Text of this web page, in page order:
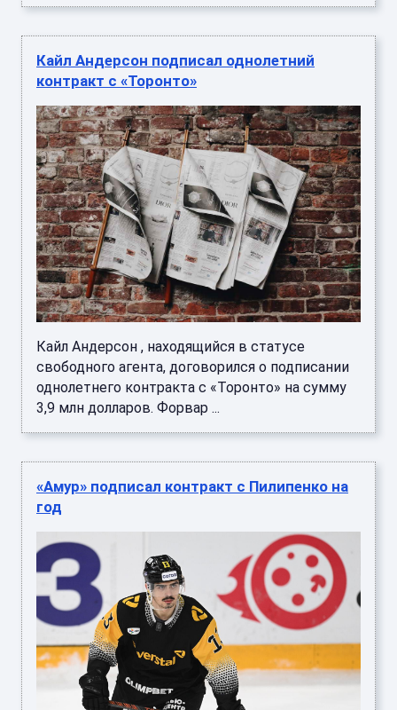
Кайл Андерсон подписал однолетний
контракт с «Торонто»
Кайл Андерсон , находящийся в статусе
свободного агента, договорился о подписании
однолетнего контракта с «Торонто» на сумму
3,9 млн долларов. Форвар ...
«Амур» подписал контракт с Пилипенко на
год